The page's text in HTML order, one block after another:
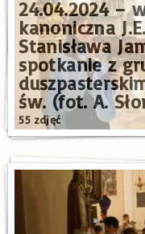
24.04.2024 –
kanoniczna
Stanisława
spotkanie z
św. (fot. A.
55 zdjęć